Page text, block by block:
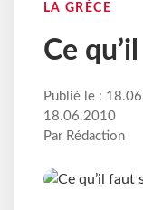
LA GRÈCE
Ce
Publié le :
18.06.2010
Par Rédaction